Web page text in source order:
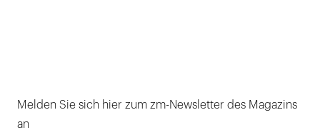
Melden Sie sich hier zum zm-Newsletter des Magazins
an